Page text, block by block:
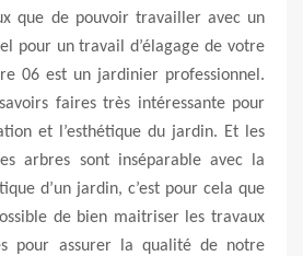
que de pouvoir travailler avec un
pour un travail d’élagage de votre
06 est un jardinier professionnel.
faires très intéressante pour
et l’esthétique du jardin. Et les
arbres sont inséparable avec la
d’un jardin, c’est pour cela que
de bien maitriser les travaux
pour assurer la qualité de notre